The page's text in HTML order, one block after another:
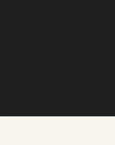
版權